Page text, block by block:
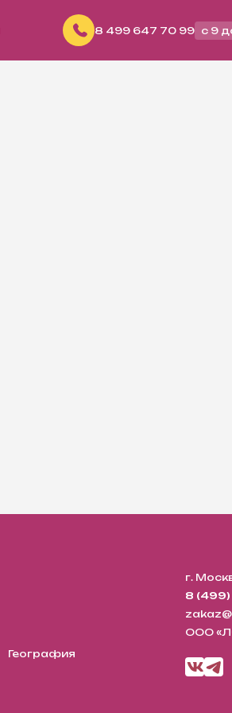
8 499 647 70 99 с 9
География
г.
8
ООО